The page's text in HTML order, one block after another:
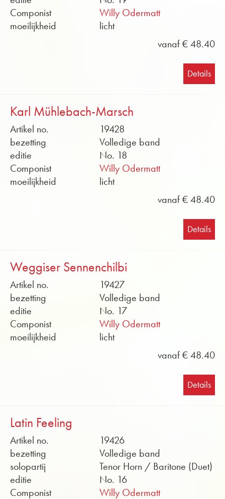
Componist
Willy Odermatt
moeilijkheid
licht
vanaf € 48.40
Details
Karl Mühlebach-Marsch
Artikel no.
19428
bezetting
Volledige band
editie
No. 18
Componist
Willy Odermatt
moeilijkheid
licht
vanaf € 48.40
Details
Weggiser Sennenchilbi
Artikel no.
19427
bezetting
Volledige band
editie
No. 17
Componist
Willy Odermatt
moeilijkheid
licht
vanaf € 48.40
Details
Latin Feeling
Artikel no.
19426
bezetting
Volledige band
solopartij
Tenor Horn / Baritone (Duet)
editie
No. 16
Componist
Willy Odermatt